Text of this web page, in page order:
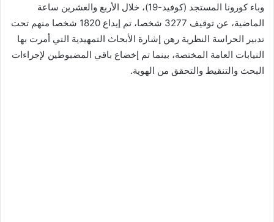
وباء كورونا المستجد (كوفيد-19)، خلال الأربع والعشرين ساعة
الماضية، عن توقيف 3277 شخصا، تم إيداع 1820 شخصا منهم تحت
تدبير الحراسة النظرية رهن إشارة الأبحاث التمهيدية التي أمرت بها
النيابات العامة المختصة، بينما تم إخضاع باقي المضبوطين لإجراءات
البحث والتنقيط والتحقق من الهوية.